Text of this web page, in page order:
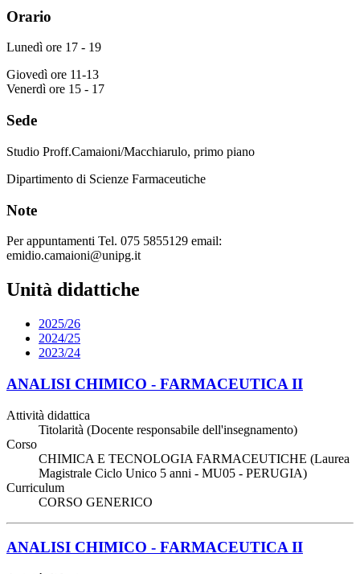
Orario
Lunedì ore 17 - 19
Giovedì ore 11-13
Venerdì ore 15 - 17
Sede
Studio Proff.Camaioni/Macchiarulo, primo piano
Dipartimento di Scienze Farmaceutiche
Note
Per appuntamenti Tel. 075 5855129 email:
emidio.camaioni@unipg.it
Unità didattiche
2025/26
2024/25
2023/24
ANALISI CHIMICO - FARMACEUTICA II
Attività didattica
Titolarità (Docente responsabile dell'insegnamento)
Corso
CHIMICA E TECNOLOGIA FARMACEUTICHE (Laurea
Magistrale Ciclo Unico 5 anni - MU05 - PERUGIA)
Curriculum
CORSO GENERICO
ANALISI CHIMICO - FARMACEUTICA II